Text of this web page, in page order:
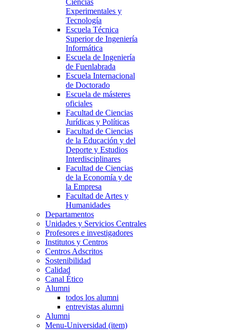
Ciencias
Experimentales y
Tecnología
Escuela Técnica
Superior de Ingeniería
Informática
Escuela de Ingeniería
de Fuenlabrada
Escuela Internacional
de Doctorado
Escuela de másteres
oficiales
Facultad de Ciencias
Jurídicas y Políticas
Facultad de Ciencias
de la Educación y del
Deporte y Estudios
Interdisciplinares
Facultad de Ciencias
de la Economía y de
la Empresa
Facultad de Artes y
Humanidades
Departamentos
Unidades y Servicios Centrales
Profesores e investigadores
Institutos y Centros
Centros Adscritos
Sostenibilidad
Calidad
Canal Ético
Alumni
todos los alumni
entrevistas alumni
Alumni
Menu-Universidad (item)